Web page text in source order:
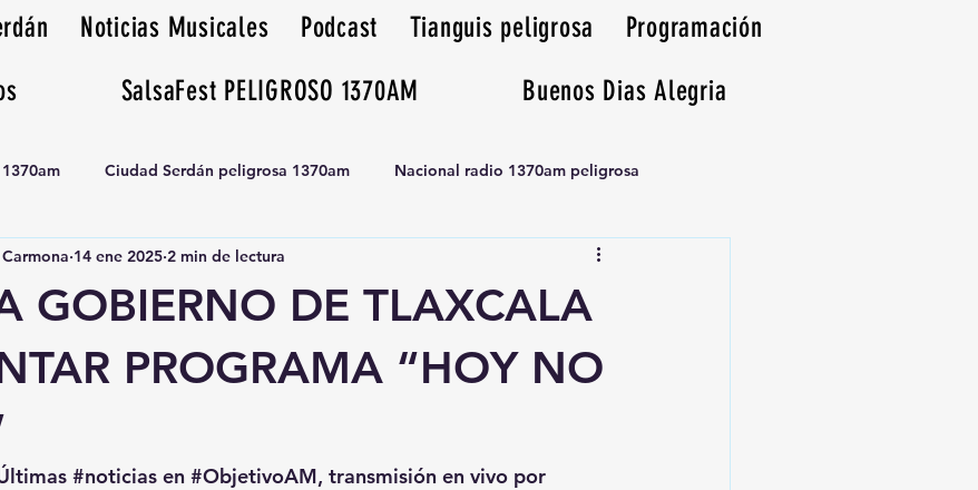
Noticias Musicales Podcast Tianguis peligrosa
Programación
SalsaFest PELIGROSO 1370AM Buenos Dias Alegria
Ciudad Serdán peligrosa 1370am Nacional radio 1370am peligrosa
Tianguis peligrosa 1370am huamantla
GOBIERNO DE TLAXCALA
PROGRAMA “HOY NO
14 ene 2025 2 min de lectura
#noticias en #ObjetivoAM, transmisión en vivo por